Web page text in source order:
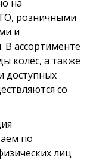
на
розничными
и
ассортименте
колес, а также
доступных
со
по
лиц